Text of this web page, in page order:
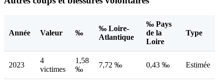
Année Valeur ‰
‰ Loire-
Atlantique
‰ Pays
de la
Loire
Type
2023
4
victimes
1,58
‰
7,72 ‰ 0,43 ‰ Estimée